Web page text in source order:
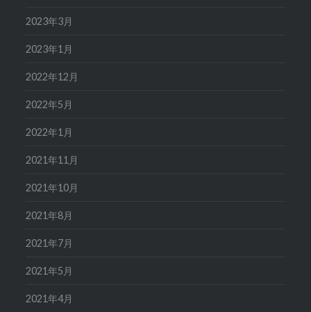
2023年3月
2023年1月
2022年12月
2022年5月
2022年1月
2021年11月
2021年10月
2021年8月
2021年7月
2021年5月
2021年4月